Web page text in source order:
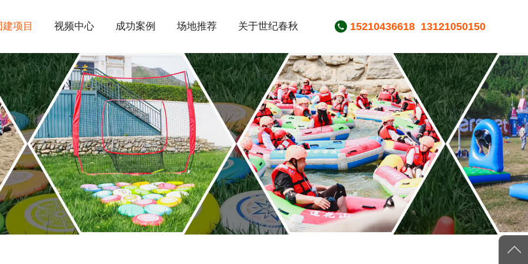
建项目 视频中心 成功案例 场地推荐 关于世纪春秋 15210436618 13121050150